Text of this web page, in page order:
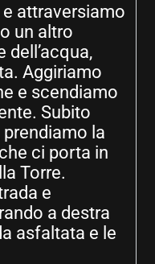
attraversiamo
un altro
dell’acqua,
Aggiriamo
e scendiamo
Subito
la
ci porta in
Torre.
e
a destra
asfaltata e le